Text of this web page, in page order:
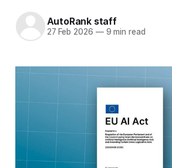
AutoRank staff
27 Feb 2026 —9 min read